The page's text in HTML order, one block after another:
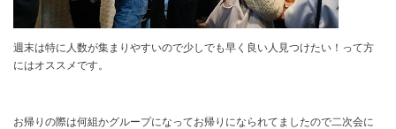
週末は特に人数が集まりやすいので少しでも早く良い人見つけたい！って方
にはオススメです。
お帰りの際は何組かグループになってお帰りになられてましたので二次会に